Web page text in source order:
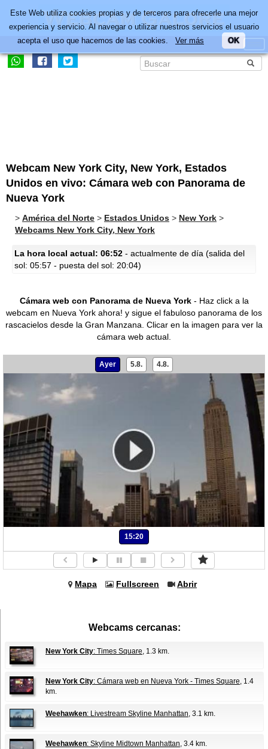
Webcam New York City, New York, Estados
Unidos en vivo: Cámara web con Panorama de
Nueva York
> América del Norte > Estados Unidos > New York >
Webcams New York City, New York
La hora local actual: 06:52 - actualmente de día (salida del
sol: 05:57 - puesta del sol: 20:04)
Cámara web con Panorama de Nueva York- Haz click a la
webcam en Nueva York ahora! y sigue el fabuloso panorama de los
rascacielos desde la Gran Manzana. Clicar en la imagen para ver la
cámara web actual.
Ayer 5.8. 4.8.
15:20
Mapa Fullscreen Abrir
Webcams cercanas:
New York City: Times Square , 1.3 km.
New York City: Cámara web en Nueva York - Times Square , 1.4
km.
Weehawken: Livestream Skyline Manhattan , 3.1 km.
Weehawken: Skyline Midtown Manhattan , 3.4 km.
Este Web utiliza cookies propias y de terceros para ofrecerle una mejor
experiencia y servicio. Al navegar o utilizar nuestros servicios el usuario
acepta el uso que hacemos de las cookies. Ver más OK